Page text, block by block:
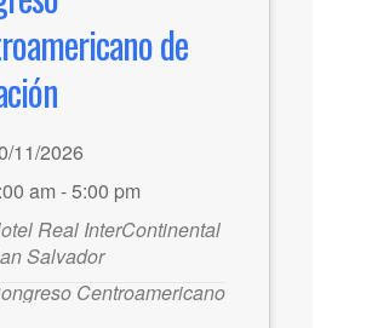
de
11/2026
am - 5:00 pm
Real InterContinental
Salvador
Centroamericano